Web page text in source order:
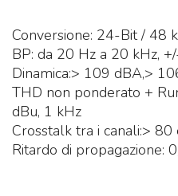
Conversione: 24-Bit / 48
BP: da 20 Hz a 20 kHz,
Dinamica:> 109 dBA,>
THD non ponderato +
dBu, 1 kHz
Crosstalk tra i canali:> 80
Ritardo di propagazione: